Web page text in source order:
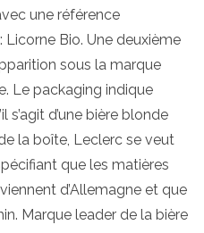
une référence
Bio. Une deuxième
sous la marque
Le packaging indique
s’agit d’une bière blonde
la boîte, Leclerc se veut
que les matières
d’Allemagne et que
Marque leader de la bière